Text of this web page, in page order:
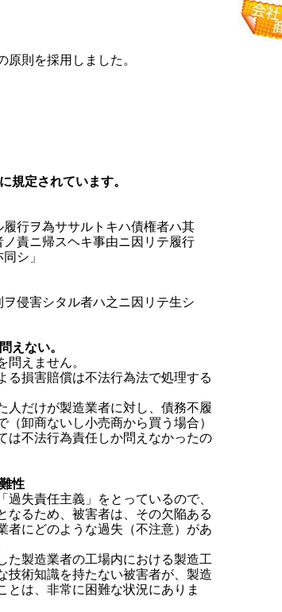
則を採用しました。
規定されています。
行ヲ為ササルトキハ債権者ハ其
責ニ帰スヘキ事由ニ因リテ履行
シ」
侵害シタル者ハ之ニ因リテ生シ
えない。
えません。
損害賠償は不法行為法で処理する
だけが製造業者に対し、債務不履
卸商ないし小売商から買う場合）
は不法行為責任しか問えなかったの
性
失責任主義」をとっているので、
なるため、被害者は、その欠陥ある
者にどのような過失（不注意）があ
製造業者の工場内における製造工
技術知識を持たない被害者が、製造
とは、非常に困難な状況にありま